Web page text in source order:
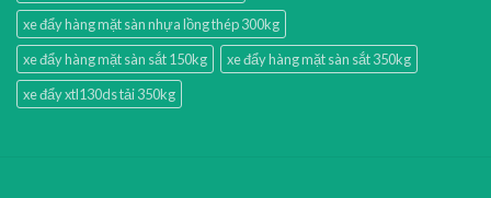
xe đẩy hàng mặt sàn nhựa lồng thép 300kg
xe đẩy hàng mặt sàn sắt 150kg
xe đẩy hàng mặt sàn sắt 350kg
xe đẩy xtl130ds tải 350kg